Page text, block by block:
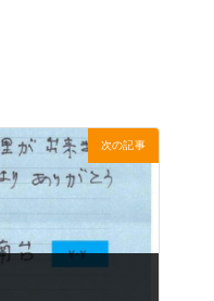
次の記事